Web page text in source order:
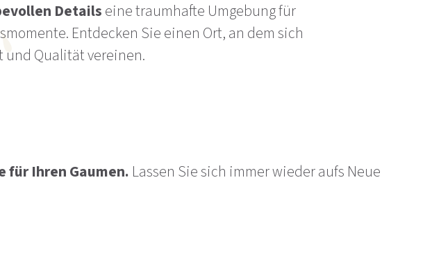
Details eine traumhafte Umgebung für
Entdecken Sie einen Ort, an dem sich
und Qualität vereinen.
für Ihren Gaumen. Lassen Sie sich immer wieder aufs Neue